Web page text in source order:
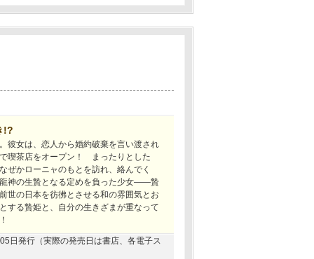
!?
彼女は、恋人から婚約破棄を言い渡され
喫茶店をオープン！ まったりとした
ぜかローニャのもとを訪れ、絡んでく
神の生贄となる定めを負った少女――贄
世の日本を彷彿とさせる和の雰囲気とお
する贄姫と、自分の生きざまが重なって
日発行（実際の発売日は書店、各電子ス